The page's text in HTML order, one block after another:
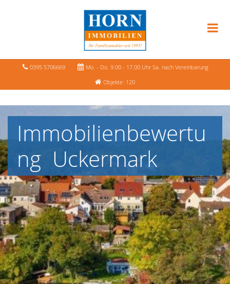
0395 5706669
Mo. - Do. 9.00 - 17.00 Uhr Sa. nach Vereinbarung
Objekte: 120
Immobilienbewertu
ng Uckermark